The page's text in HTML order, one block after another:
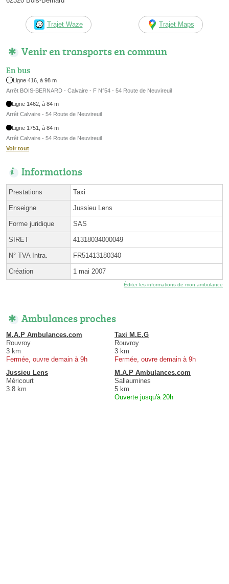
Trajet Waze Trajet Maps
Venir en transports en commun
En bus
Ligne 416, à 98 m
Arrêt BOIS-BERNARD - Calvaire - F N°54 - 54 Route de Neuvireuil
Ligne 1462, à 84 m
Arrêt Calvaire - 54 Route de Neuvireuil
Ligne 1751, à 84 m
Arrêt Calvaire - 54 Route de Neuvireuil
Voir tout
Informations
Prestations Taxi
Enseigne Jussieu Lens
Forme juridique SAS
SIRET 41318034000049
N° TVA Intra. FR51413180340
Création 1 mai 2007
Éditer les informations de mon ambulance
Ambulances proches
M.A.P Ambulances.com
Rouvroy
3 km
Fermée, ouvre demain à 9h
Taxi M.E.G
Rouvroy
3 km
Fermée, ouvre demain à 9h
Jussieu Lens
Méricourt
3.8 km
M.A.P Ambulances.com
Sallaumines
5 km
Ouverte jusqu'à 20h